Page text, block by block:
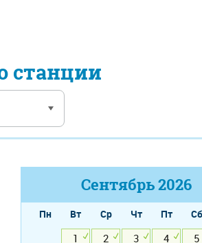
станции
Сентябрь2026
Пн Вт Ср Чт Пт Сб
1
2 3 4 5